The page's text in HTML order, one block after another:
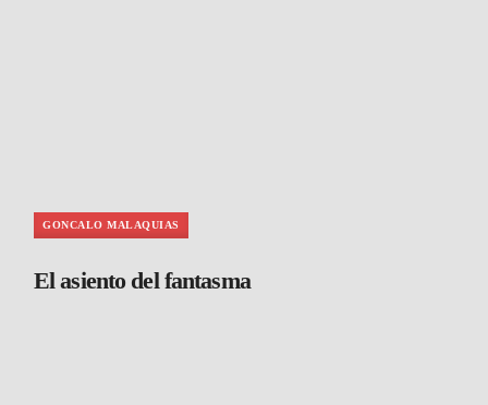
GONCALO MALAQUIAS
El asiento del fantasma